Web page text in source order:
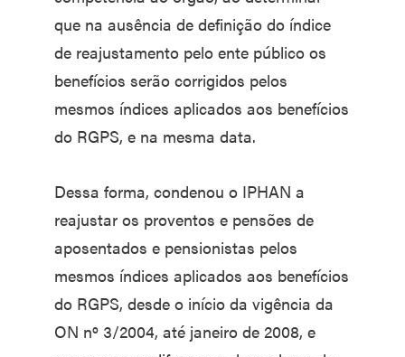
que na ausência de definição do índice
de reajustamento pelo ente público os
benefícios serão corrigidos pelos
mesmos índices aplicados aos benefícios
do RGPS, e na mesma data.
Dessa forma, condenou o IPHAN a
reajustar os proventos e pensões de
aposentados e pensionistas pelos
mesmos índices aplicados aos benefícios
do RGPS, desde o início da vigência da
ON nº 3/2004, até janeiro de 2008, e